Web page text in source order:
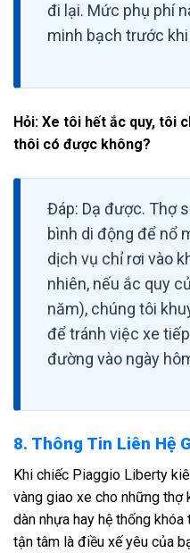
đi lại. Mức phụ phí
minh bạch trước
Hỏi: Xe tôi hết ắc quy, tôi
thôi có được không?
Đáp: Dạ được. Thợ
bình di động để nổ
dịch vụ chỉ rơi vào
nhiên, nếu ắc quy
năm), chúng tôi
để tránh việc xe
đường vào ngày
8. Thông Tin Liên Hệ
Khi chiếc Piaggio Liberty
vàng giao xe cho những thợ
dàn nhựa hay hệ thống
tận tâm là điều xế yêu của